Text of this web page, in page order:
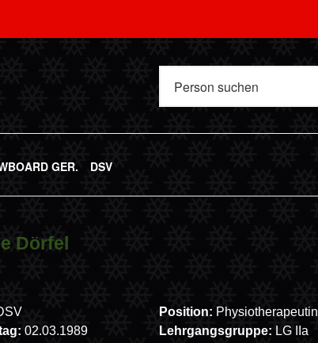
GER. DSV
Dörfel
02.03.1989
Position: Physiotherapeutin
Lehrgangsgruppe: LG IIa